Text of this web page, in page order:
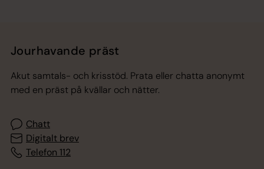
Jourhavande präst
Akut samtals- och krisstöd. Prata eller chatta anonymt
med en präst på kvällar och nätter.
Chatt
Digitalt brev
Telefon 112